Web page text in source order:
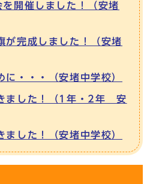
開催しました！（安堵
が完成しました！（安堵
に・・・（安堵中学校）
ました！（1年・2年 安
ました！（安堵中学校）